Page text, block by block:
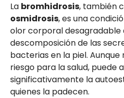
La bromhidrosis, también
osmidrosis, es una
olor corporal desagradable
descomposición de las
bacterias en la piel.
riesgo para la salud, puede
significativamente la
quienes la padecen.